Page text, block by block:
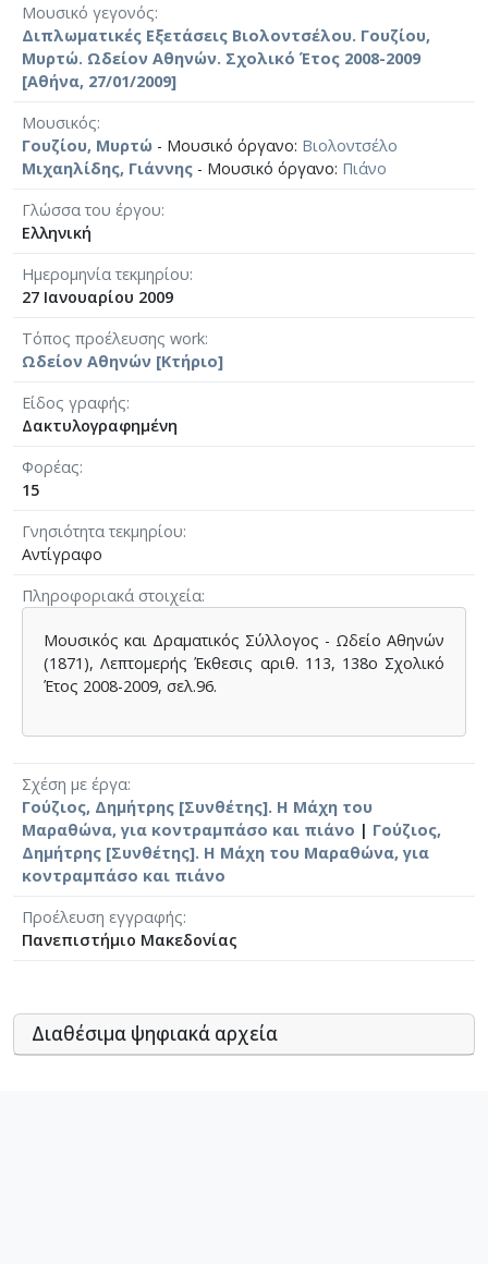
Μουσικό γεγονός
Διπλωματικές Εξετάσεις Βιολοντσέλου. Γουζίου,
Μυρτώ. Ωδείον Αθηνών. Σχολικό Έτος 2008-2009
[Αθήνα, 27/01/2009]
Μουσικός
Γουζίου, Μυρτώ - Μουσικό όργανο: Βιολοντσέλο
Μιχαηλίδης, Γιάννης - Μουσικό όργανο: Πιάνο
Γλώσσα του έργου
Ελληνική
Ημερομηνία τεκμηρίου
27 Ιανουαρίου 2009
Τόπος προέλευσης work
Ωδείον Αθηνών [Κτήριο]
Είδος γραφής
Δακτυλογραφημένη
Φορέας
15
Γνησιότητα τεκμηρίου
Αντίγραφο
Πληροφοριακά στοιχεία
Μουσικός και Δραματικός Σύλλογος - Ωδείο Αθηνών
(1871), Λεπτομερής Έκθεσις αριθ. 113, 138ο Σχολικό
Έτος 2008-2009, σελ.96.
Σχέση με έργα
Γούζιος, Δημήτρης [Συνθέτης]. Η Μάχη του
Μαραθώνα, για κοντραμπάσο και πιάνο | Γούζιος,
Δημήτρης [Συνθέτης]. Η Μάχη του Μαραθώνα, για
κοντραμπάσο και πιάνο
Προέλευση εγγραφής
Πανεπιστήμιο Μακεδονίας
Διαθέσιμα ψηφιακά αρχεία